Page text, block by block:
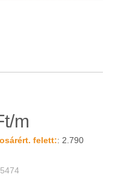
m
felett:: 2.790